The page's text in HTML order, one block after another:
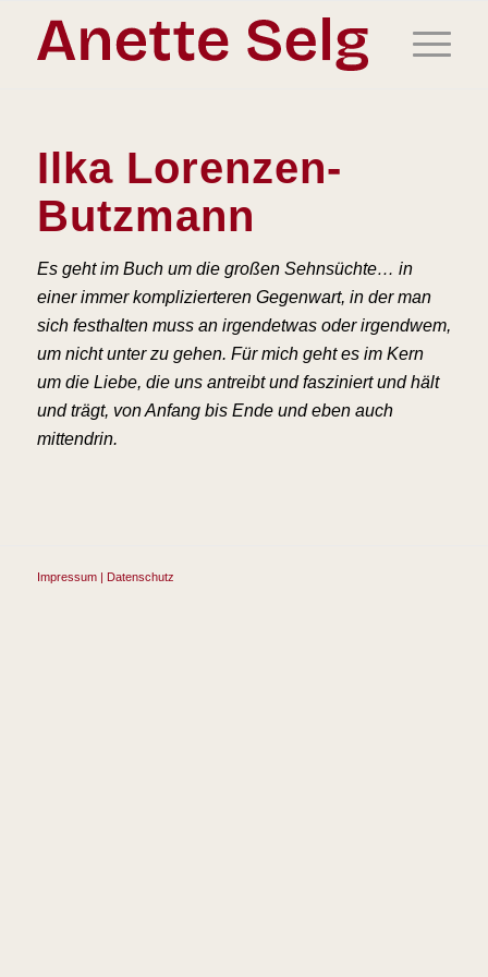
Ilka Lorenzen-
Butzmann
Es geht im Buch um die großen Sehnsüchte… in
einer immer komplizierteren Gegenwart, in der man
sich festhalten muss an irgendetwas oder irgendwem,
um nicht unter zu gehen. Für mich geht es im Kern
um die Liebe, die uns antreibt und fasziniert und hält
und trägt, von Anfang bis Ende und eben auch
mittendrin.
Impressum | Datenschutz